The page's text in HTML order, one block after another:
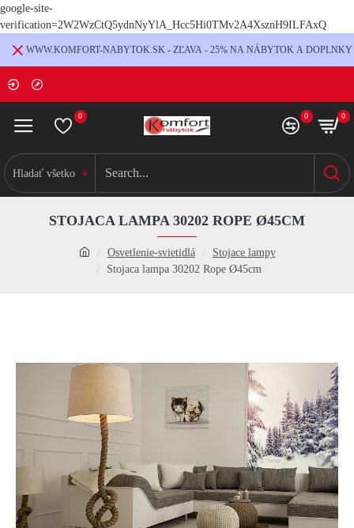
google-site-
verification=2W2WzCtQ5ydnNyYlA_Hcc5Hi0TMv2A4XsznH9ILFAxQ
WWW.KOMFORT-NABYTOK.SK - ZĽAVA - 25% NA NÁBYTOK A DOPLNKY
0 0 0
Hladať všetko
Osvetlenie-svietidlá
Stojace lampy
Stojaca lampa 30202 Rope Ø45cm
STOJACA LAMPA 30202 ROPE Ø45CM